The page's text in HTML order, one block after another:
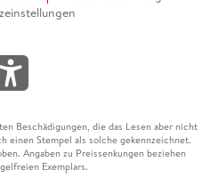
Beschädigungen, die das Lesen aber nicht
einen Stempel als solche gekennzeichnet.
Angaben zu Preissenkungen beziehen
Exemplars.